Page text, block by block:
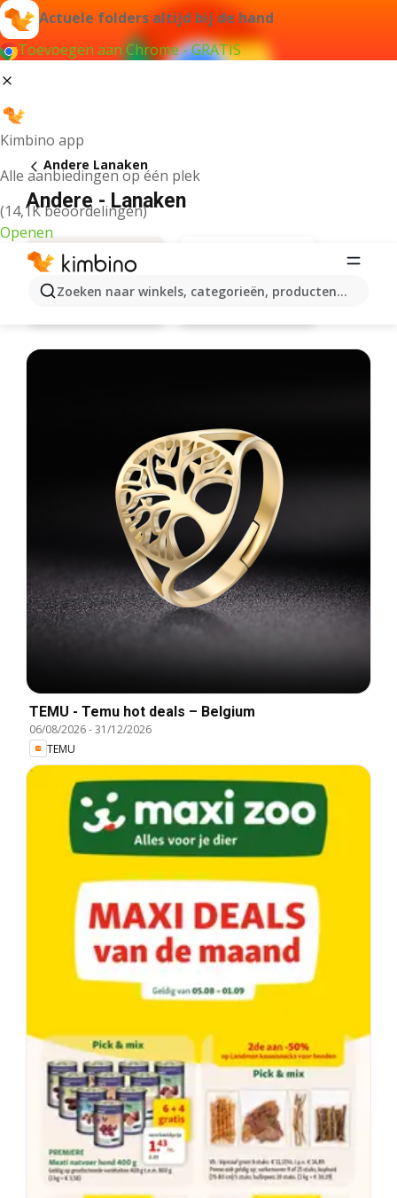
Actuele folders altijd bij de hand
Toevoegen aan Chrome - GRATIS
Kimbino app
Alle aanbiedingen op één plek
(14,1K beoordelingen)
Openen
Zoeken naar winkels, categorieën, producten...
Andere Lanaken
Andere - Lanaken
TEMU - Temu hot deals – Belgium
06/08/2026-31/12/2026
TEMU